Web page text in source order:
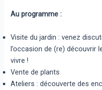
Au programme :
Visite du jardin : venez
l’occasion de (re) découvrir
vivre !
Vente de plants
Ateliers : découverte des